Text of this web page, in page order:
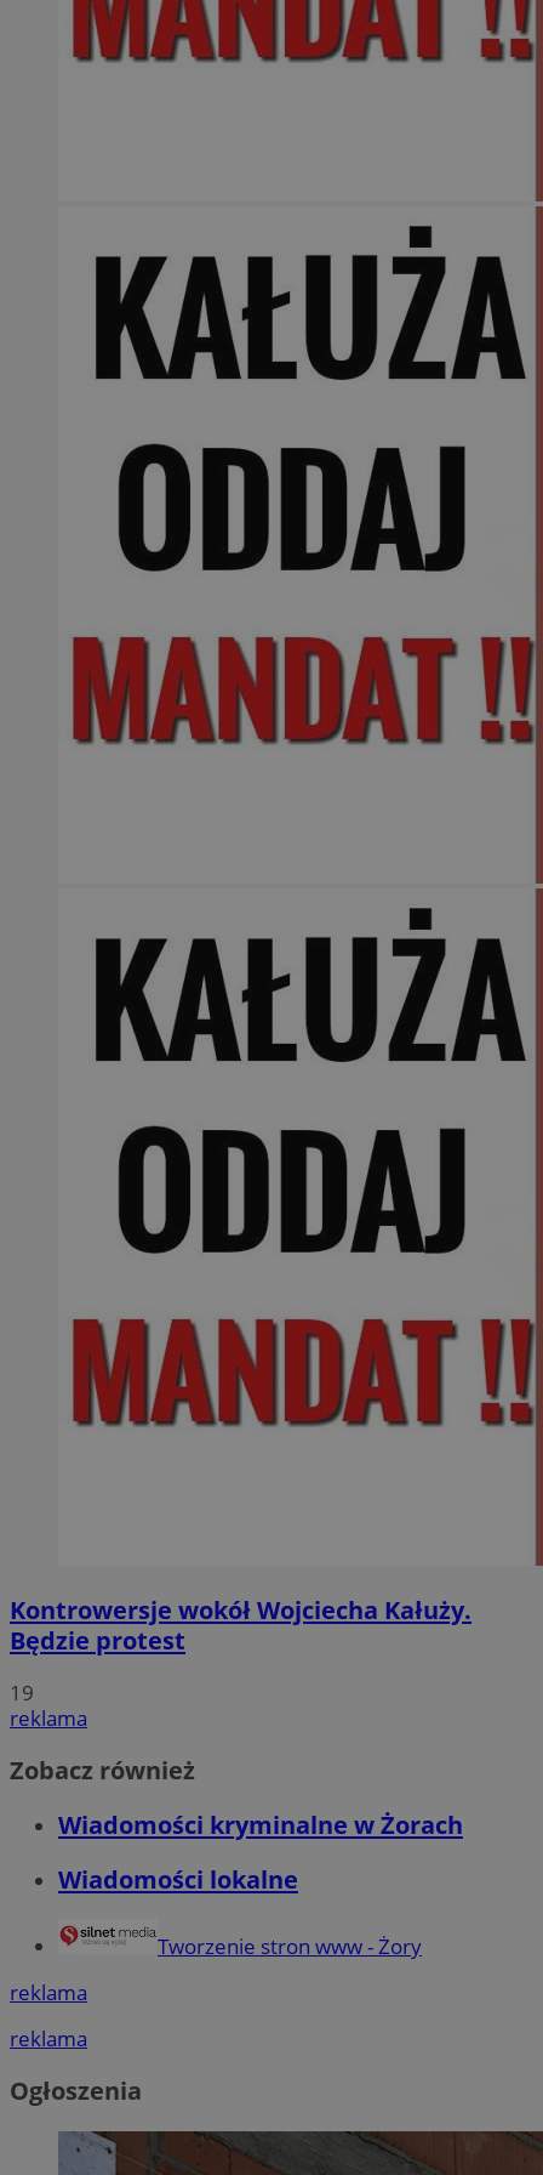
Kontrowersje wokół Wojciecha Kałuży.
Będzie protest
19
reklama
Zobacz również
Wiadomości kryminalne w Żorach
Wiadomości lokalne
Tworzenie stron www - Żory
reklama
reklama
Ogłoszenia